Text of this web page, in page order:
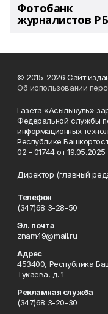
Фотобанк
журналистов РБ
© 2015-2026 Сайт
Об использовании
Газета «Асылыкуль»
Федеральной службы
информационных
Республике
02 - 01744 от 19.05.2025
Директор (главный
Телефон
(347)68 3-28-50
Эл. почта
znam49@mail.ru
Адрес
453400, Республика
Тукаева, д. 1
Рекламная служба
(347)68 3-20-30